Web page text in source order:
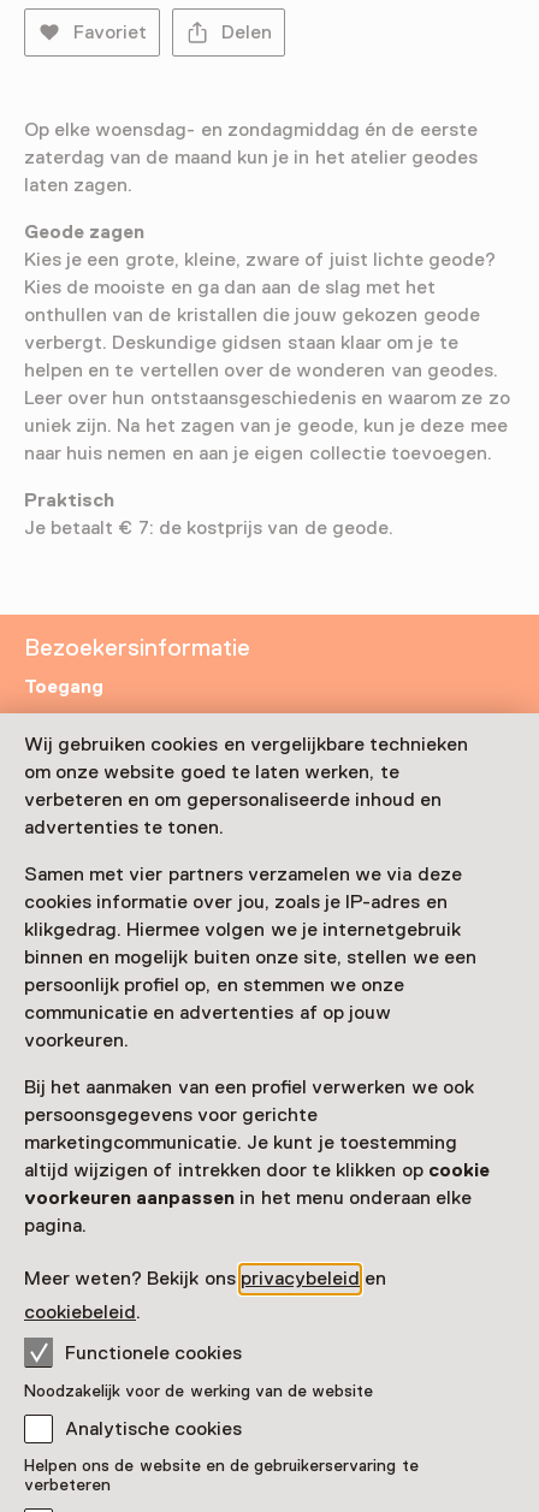
Wij gebruiken cookies en vergelijkbare technieken
om onze website goed te laten werken, te
verbeteren en om gepersonaliseerde inhoud en
advertenties te tonen.
Samen met vier partners verzamelen we via deze
cookies informatie over jou, zoals je IP-adres en
klikgedrag. Hiermee volgen we je internetgebruik
binnen en mogelijk buiten onze site, stellen we een
persoonlijk profiel op, en stemmen we onze
communicatie en advertenties af op jouw
voorkeuren.
Bij het aanmaken van een profiel verwerken we ook
persoonsgegevens voor gerichte
marketingcommunicatie. Je kunt je toestemming
altijd wijzigen of intrekken door te klikken op cookie
voorkeuren aanpassen in het menu onderaan elke
pagina.
Meer weten? Bekijk ons privacybeleid en
cookiebeleid.
Functionele cookies
Noodzakelijk voor de werking van de website
Analytische cookies
Helpen ons de website en de gebruikerservaring te
verbeteren
Favoriet Delen
Op elke woensdag- en zondagmiddag én de eerste
zaterdag van de maand kun je in het atelier geodes
laten zagen.
Geode zagen
Kies je een grote, kleine, zware of juist lichte geode?
Kies de mooiste en ga dan aan de slag met het
onthullen van de kristallen die jouw gekozen geode
verbergt. Deskundige gidsen staan klaar om je te
helpen en te vertellen over de wonderen van geodes.
Leer over hun ontstaansgeschiedenis en waarom ze zo
uniek zijn. Na het zagen van je geode, kun je deze mee
naar huis nemen en aan je eigen collectie toevoegen.
Praktisch
Je betaalt € 7: de kostprijs van de geode.
Bezoekersinformatie
Toegang
Ticketinformatie
Leeftijd
Datum
Doorlopend, Meerdere opties
Toon beschikbaarheid
Locatie
Geologisch Museum Hofland
Hilversumseweg 51
1251 EW Laren
Route plannenOpent in een nieuw tabblad
035 - 53 82 520
Vandaag open van 13:00 tot 16:30 uur
Meer openingstijden
Zien & doen in
Geologisch Museum